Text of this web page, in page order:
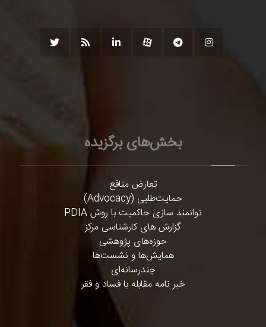
بخش‌های برگزیده
تعارض منافع
حمایت‌طلبی (Advocacy)
توانمند سازی حاکمیت با روش PDIA
گزارش های کارشناسی مرکز
حوزه‌های پژوهشی
همایش‌ها و نشست‌ها
چندرسانه‌ای
خبر نامه مقابله با فساد و فقر